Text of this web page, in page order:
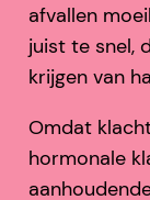
afvallen
juist te snel,
krijgen van
Omdat
hormonale